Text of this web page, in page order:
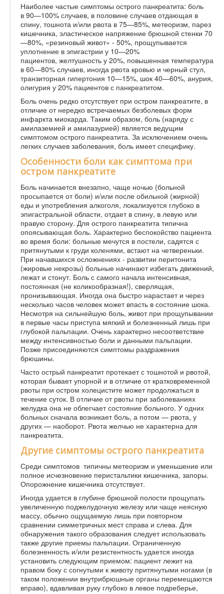
Наиболее частые симптомы острого панкреатита: боль
в 90—100% случаев, в половине случаев отдающая в
спину, тошнота и/или рвота в 75—85%, метеоризм, парез
кишечника, эластическое напряжение брюшной стенки 70
—80%, «резиновый живот» - 50%, прощупывается
уплотнение в эпигастрии у 10—20%
пациентов, желтушность у 20%, повышенная температура
в 60—80% случаев, иногда рвота кровью и черный стул,
транзиторная гипертония 10—15%, шок 40—60%, анурия,
олигурия у 20% пациентов с панкреатитом.
Боль очень редко отсутствует при остром панкреатите, в
отличие от нередко встречаемых безболевых форм
инфаркта миокарда. Таким образом, боль (наряду с
амилаземией и амилазурией) является ведущим
симптомом острого панкреатита. За исключением очень
легких случаев заболевания, боль имеет специфику.
Особенности боли как симптома при
остром панкреатите
Боль начинается внезапно, чаще ночью (больной
просыпается от боли) и/или после обильной (жирной)
еды и употребления алкоголя, локализуется глубоко в
эпигастральной области, отдает в спину, в левую или
правую сторону. Для острого панкреатита типична
опоясывающая боль. Характерно беспокойство пациента
во время боли: больные мечутся в постели, садятся с
притянутыми к груди коленями, встают на четвереньки.
При начавшихся осложнениях - развитии перитонита
(жировые некрозы) больные начинают избегать движений,
лежат и стонут. Боль с самого начала интенсивная,
постоянная (не коликообразная!), сверлящая,
пронизывающая. Иногда она быстро нарастает и через
несколько часов человек может впасть в состояние шока.
Несмотря на сильнейшую боль, живот при прощупывании
в первые часы приступа мягкий и болезненный лишь при
глубокой пальпации. Очень характерно несоответствие
между интенсивностью боли и данными пальпации.
Позже присоединяются симптомы раздражения
брюшины.
Часто острый панкреатит протекает с тошнотой и рвотой,
которая бывает упорной и в отличие от кратковременной
рвоты при остром холецистите может продолжаться в
течение суток. В отличие от рвоты при заболеваниях
желудка она не облегчает состояние больного. У одних
больных сначала возникает боль, а потом — рвота, у
других — наоборот. Рвота желчью не характерна для
панкреатита.
Другие симптомы острого панкреатита
Среди симптомов типичны метеоризм и уменьшение или
полное исчезновение перистальтики кишечника, запоры.
Опорожнение кишечника отсутствует.
Иногда удается в глубине брюшной полости прощупать
увеличенную поджелудочную железу или чаще неясную
массу, обычно ощущаемую лишь при повторном
сравнении симметричных мест справа и слева. Для
обнаружения такого образования следует использовать
также другие приемы пальпации. Ограниченную
болезненность и/или резистентность удается иногда
установить следующим приемом: пациент лежит на
правом боку с согнутыми к животу притянутыми ногами (в
таком положении внутрибрюшные органы перемещаются
вправо), вдавливая руку глубоко в левое подреберье,